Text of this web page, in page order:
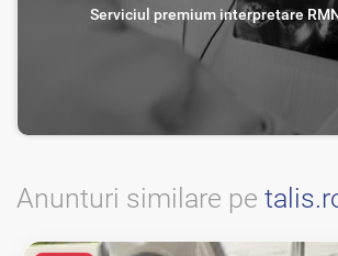
Serviciul premium interpretare
Anunturi similare pe